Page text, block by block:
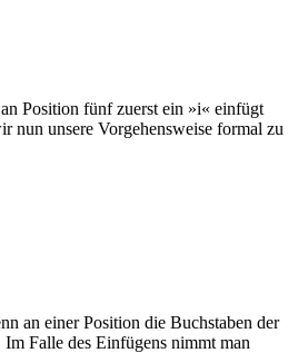
Position fünf zuerst ein »i« einfügt
nun unsere Vorgehensweise formal zu
an einer Position die Buchstaben der
Falle des Einfügens nimmt man